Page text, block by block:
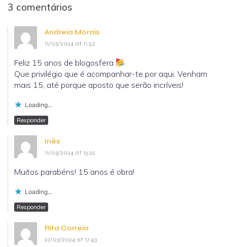
3 comentários
Andreia Morais
11/03/2024 at 11:52
Feliz 15 anos de blogosfera
Que privilégio que é acompanhar-te por aqui. Venham
mais 15, até porque aposto que serão incríveis!
Loading...
Responder
Inês
11/03/2024 at 13:22
Muitos parabéns! 15 anos é obra!
Loading...
Responder
Rita Correia
27/03/2024 at 17:43